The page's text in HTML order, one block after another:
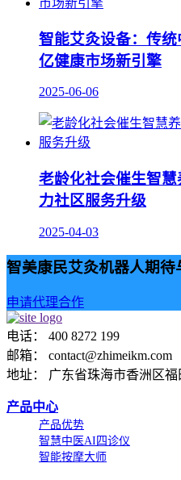
智能艾灸设备：传
亿健康市场新引擎
2025-06-06
老龄化社会催生智
力社区服务升级
2025-04-03
智美康民艾灸机器人期待
申请代理合作
电话： 400 8272 199
邮箱： contact@zhimeikm.com
地址： 广东省珠海市香洲区
产品中心
产品优势
智慧中医AI四诊仪
智能按摩大师